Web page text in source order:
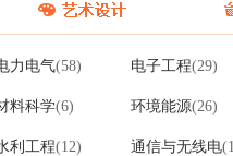
力电气(58) 电子工程(29)
料科学(6) 环境能源(26)
利工程(12) 通信与无线电